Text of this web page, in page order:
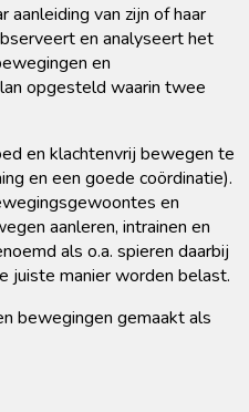
van zijn of haar
en analyseert het
en
opgesteld waarin twee
en klachtenvrij bewegen te
en een goede coördinatie).
en
aanleren, intrainen en
als o.a. spieren daarbij
juiste manier worden belast.
bewegingen gemaakt als